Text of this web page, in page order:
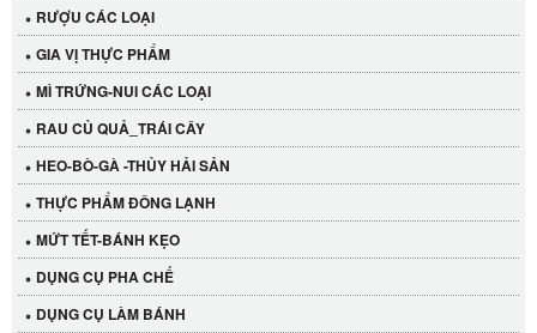
RƯỢU CÁC LOẠI
GIA VỊ THỰC PHẨM
MÌ TRỨNG-NUI CÁC LOẠI
RAU CỦ QUẢ_TRÁI CÂY
HEO-BÒ-GÀ -THỦY HẢI SẢN
THỰC PHẨM ĐÔNG LẠNH
MỨT TẾT-BÁNH KẸO
DỤNG CỤ PHA CHẾ
DỤNG CỤ LÀM BÁNH
Cần Tây Đà Lạt